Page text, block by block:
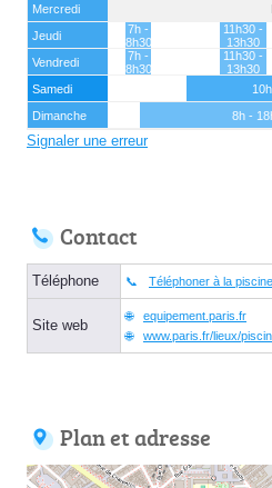
Mercredi
Jeudi
7h -
8h30
11h30 -
13h30
Vendredi
7h -
8h30
11h30 -
13h30
Samedi
Dimanche
8h -
Signaler une erreur
Contact
Téléphone Téléphoner à la piscine
Site web
equipement.paris.fr
www.paris.fr/lieux/
Plan et adresse